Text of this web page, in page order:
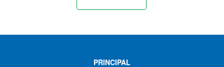
PRINCIPAL